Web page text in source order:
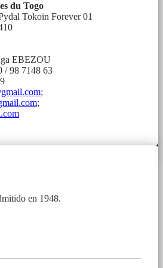
du Togo
Tokoin Forever 01
EBEZOU
/ 98 7148 63
;
;
en 1948.